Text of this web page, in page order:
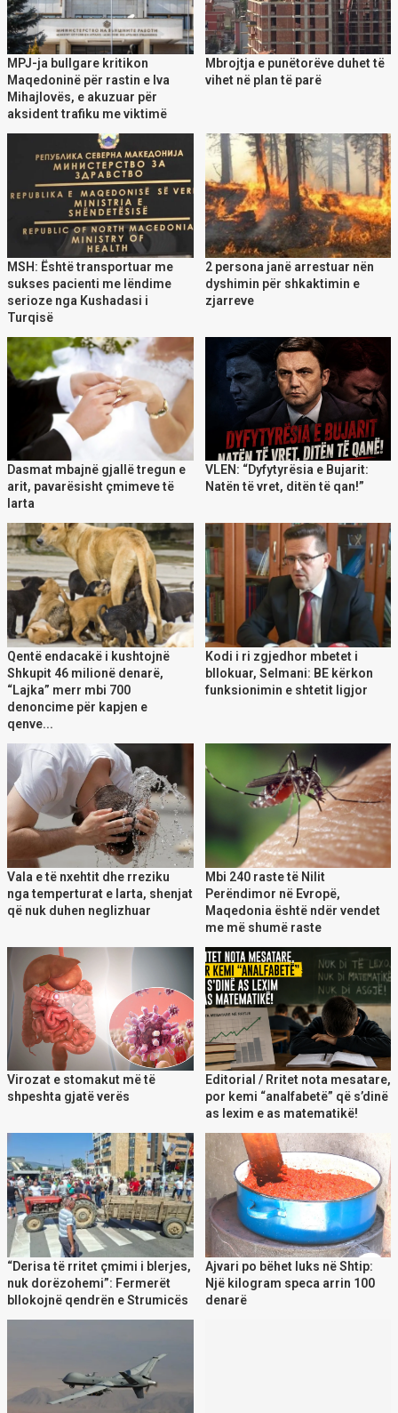
MPJ-ja bullgare kritikon
Maqedoninë për rastin e Iva
Mihajlovës, e akuzuar për
aksident trafiku me viktimë
Mbrojtja e punëtorëve duhet të
vihet në plan të parë
MSH: Është transportuar me
sukses pacienti me lëndime
serioze nga Kushadasi i
Turqisë
2 persona janë arrestuar nën
dyshimin për shkaktimin e
zjarreve
Dasmat mbajnë gjallë tregun e
arit, pavarësisht çmimeve të
larta
VLEN: “Dyfytyrësia e Bujarit:
Natën të vret, ditën të qan!”
Qentë endacakë i kushtojnë
Shkupit 46 milionë denarë,
“Lajka” merr mbi 700
denoncime për kapjen e
qenve...
Kodi i ri zgjedhor mbetet i
bllokuar, Selmani: BE kërkon
funksionimin e shtetit ligjor
Vala e të nxehtit dhe rreziku
nga temperturat e larta, shenjat
që nuk duhen neglizhuar
Mbi 240 raste të Nilit
Perëndimor në Evropë,
Maqedonia është ndër vendet
me më shumë raste
Virozat e stomakut më të
shpeshta gjatë verës
Editorial / Rritet nota mesatare,
por kemi “analfabetë” që s’dinë
as lexim e as matematikë!
“Derisa të rritet çmimi i blerjes,
nuk dorëzohemi”: Fermerët
bllokojnë qendrën e Strumicës
Ajvari po bëhet luks në Shtip:
Një kilogram speca arrin 100
denarë